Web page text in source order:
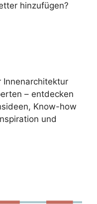
hinzufügen?
Innenarchitektur
– entdecken
Know-how
und